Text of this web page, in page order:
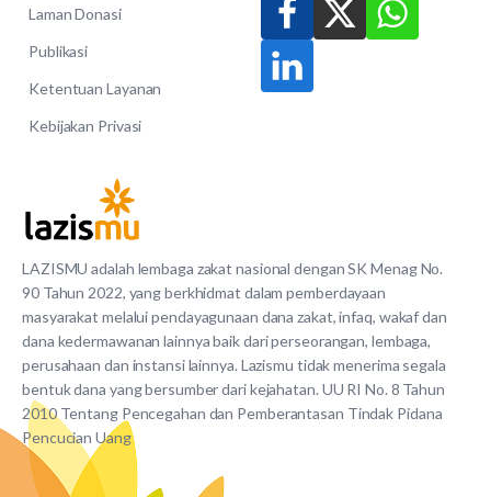
LAZISMU adalah lembaga zakat nasional dengan SK Menag No.
90 Tahun 2022, yang berkhidmat dalam pemberdayaan
masyarakat melalui pendayagunaan dana zakat, infaq, wakaf dan
dana kedermawanan lainnya baik dari perseorangan, lembaga,
perusahaan dan instansi lainnya. Lazismu tidak menerima segala
bentuk dana yang bersumber dari kejahatan. UU RI No. 8 Tahun
2010 Tentang Pencegahan dan Pemberantasan Tindak Pidana
Pencucian Uang
Laman Donasi
Publikasi
Ketentuan Layanan
Kebijakan Privasi